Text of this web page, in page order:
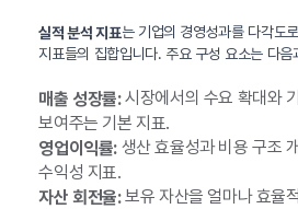
실적 분석 지표는 기업의 경영성과를 다각도
지표들의 집합입니다. 주요 구성 요소는 다음
매출 성장률:시장에서의 수요 확대와
보여주는 기본 지표.
영업이익률:생산 효율성과 비용 구조
수익성 지표.
자산 회전율:보유 자산을 얼마나 효율